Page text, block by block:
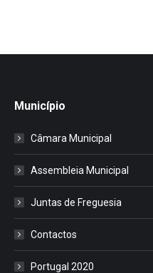
Município
Câmara Municipal
Assembleia Municipal
Juntas de Freguesia
Contactos
Portugal 2020